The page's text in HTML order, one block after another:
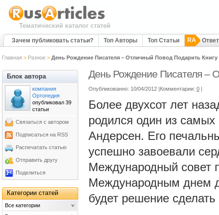
Тематический каталог статей
Зачем публиковать статьи? Топ Авторы Топ Статьи RA
Главная > Разное> День Рождение Писателя – Отличный Повод Подарить Книгу
День Рождение Писателя –
Опубликованно: 10/04/2012 |Комментарии: 0 |
Более двухсот лет
родился один из самых
Андерсен. Его
успешно завоевали
Международный совет
Международным днем
будет решение
Блок автора
компания
Ортопедия
опубликовал 39
статьи
Связаться с автором
Подписаться на RSS
Распечатать статью
Отправить другу
Поделиться
Категории статей
Все категории